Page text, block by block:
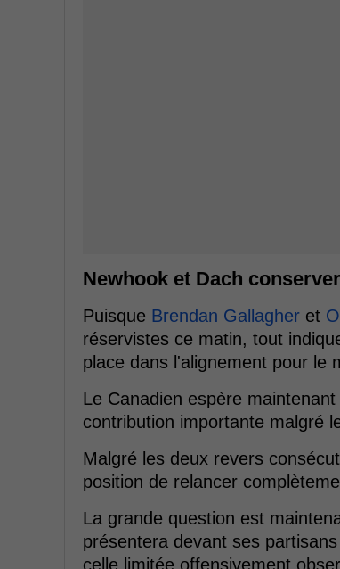
Newhook et Dach
Puisque Brendan Gallagher et
réservistes ce matin, tout
place dans l'alignement pour le
Le Canadien espère
contribution importante malgré
Malgré les deux revers
position de relancer
La grande question est
présentera devant ses
celle limitée offensivement